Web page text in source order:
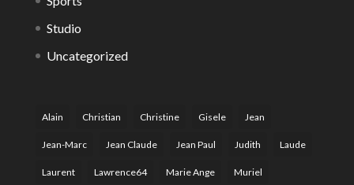
Studio
Uncategorized
Alain Christian Christine Gisele Jean
Jean-Marc Jean Claude Jean Paul Judith Laude
Laurent Lawrence64 Marie Ange Muriel